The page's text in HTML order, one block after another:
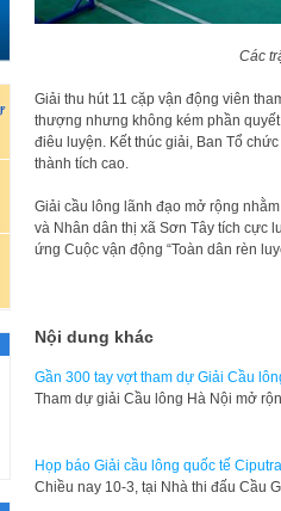
Các
Giải thu hút 11 cặp vận động viên
thượng nhưng không kém phần
điêu luyện. Kết thúc giải, Ban Tổ
thành tích cao.
Giải cầu lông lãnh đạo mở rộng
và Nhân dân thị xã Sơn Tây tích cực
ứng Cuộc vận động “Toàn dân rèn
Nội dung khác
Gần 300 tay vợt tham dự Giải Cầu
Tham dự giải Cầu lông Hà Nội mở
Họp báo Giải cầu lông quốc tế
Chiều nay 10-3, tại Nhà thi đấu Cầu